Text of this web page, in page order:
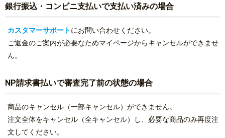
銀行振込・コンビニ支払いで支払い済みの場合
カスタマーサポートにお問い合わせください。
ご返金のご案内が必要なためマイページからキャンセルができませ
ん。
NP請求書払いで審査完了前の状態の場合
商品のキャンセル（一部キャンセル）ができません。
注文全体をキャンセル（全キャンセル）し、必要な商品のみ再度注
文してください。